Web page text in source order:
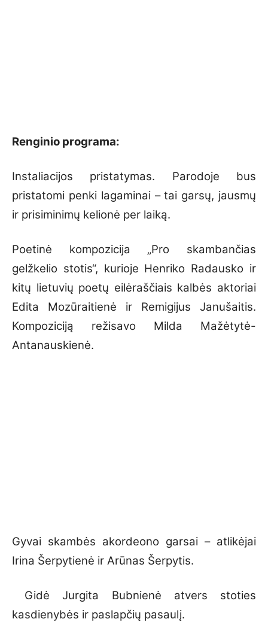
Renginio programa:
Instaliacijos pristatymas. Parodoje bus
pristatomi penki lagaminai – tai garsų, jausmų
ir prisiminimų kelionė per laiką.
Poetinė kompozicija „Pro skambančias
gelžkelio stotis“, kurioje Henriko Radausko ir
kitų lietuvių poetų eilėraščiais kalbės aktoriai
Edita Mozūraitienė ir Remigijus Janušaitis.
Kompoziciją režisavo Milda Mažėtytė-
Antanauskienė.
Gyvai skambės akordeono garsai – atlikėjai
Irina Šerpytienė ir Arūnas Šerpytis.
Gidė Jurgita Bubnienė atvers stoties
kasdienybės ir paslapčių pasaulį.